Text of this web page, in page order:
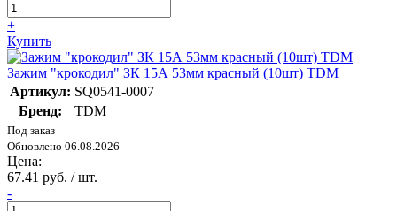
+
Купить
Зажим "крокодил" ЗК 15А 53мм красный (10шт) TDM
Артикул: SQ0541-0007
Бренд:
TDM
Под заказ
Обновлено 06.08.2026
Цена:
67.41 руб. / шт.
-